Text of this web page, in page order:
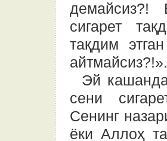
демайсиз?!
сигарет
тақдим
айтмайсиз?!».
Эй
сени
Сенинг
ёки Аллоҳ